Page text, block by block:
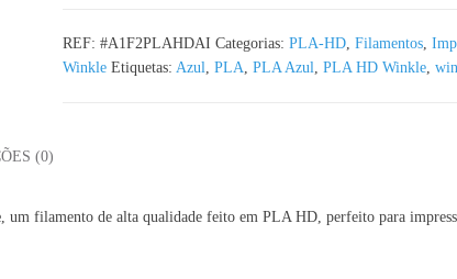
REF: #A1F2PLAHDAI Categorias: PLA-HD, Filamentos,
Winkle Etiquetas: Azul, PLA, PLA Azul, PLA HD Winkle,
(0)
, um filamento de alta qualidade feito em PLA HD, perfeito para